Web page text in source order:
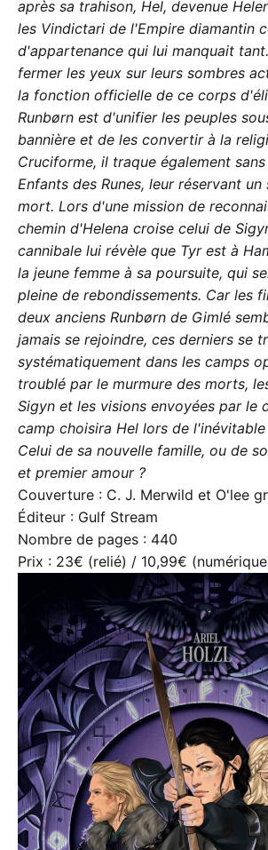
après sa trahison, Hel, devenue
les Vindictari de l'Empire diamantin
d'appartenance qui lui manquait
fermer les yeux sur leurs sombres
la fonction officielle de ce corps
Runbørn est d'unifier les peuples
bannière et de les convertir à la
Cruciforme, il traque également
Enfants des Runes, leur réservant
mort. Lors d'une mission de
chemin d'Helena croise celui de
cannibale lui révèle que Tyr est à
la jeune femme à sa poursuite, qui
pleine de rebondissements. Car les
deux anciens Runbørn de Gimlé
jamais se rejoindre, ces derniers se
systématiquement dans les camps
troublé par le murmure des morts,
Sigyn et les visions envoyées par le
camp choisira Hel lors de
Celui de sa nouvelle famille, ou de
et premier amour ?
Couverture : C. J. Merwild et O'lee
Éditeur : Gulf Stream
Nombre de pages : 440
Prix : 23€ (relié) / 10,99€